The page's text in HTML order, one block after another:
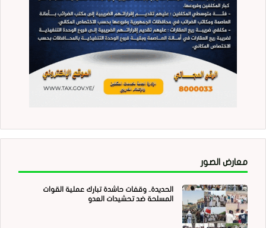
معارض الصور
الحديدة.. وقفات حاشدة تبارك عملية القوات
المسلحة ضد تحشيدات العدو